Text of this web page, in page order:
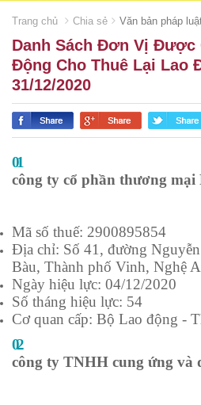
Trang chủ Chia sẻ Văn bản pháp
Danh Sách Đơn Vị Được
Động Cho Thuê Lại Lao
31/12/2020
01
công ty cổ phần thương mại
Mã số thuế: 2900895854
Địa chỉ: Số 41, đường
Bàu, Thành phố Vinh, Nghệ
Ngày hiệu lực: 04/12/2020
Số tháng hiệu lực: 54
Cơ quan cấp: Bộ Lao động -
02
công ty TNHH cung ứng và